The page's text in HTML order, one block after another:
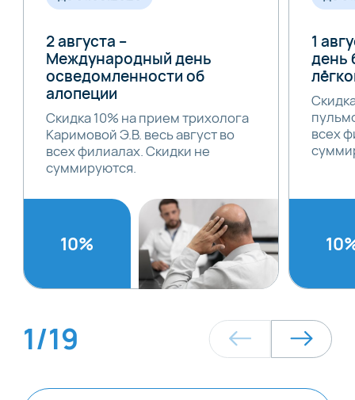
2 августа –
Международный день
осведомленности об
алопеции
Скидка 10% на прием трихолога
Каримовой Э.В. весь август во
всех филиалах. Скидки не
суммируются.
10%
1
день
всех
1/19